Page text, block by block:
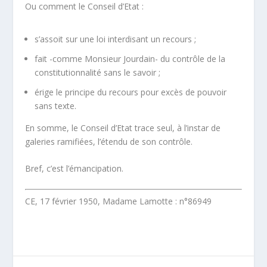
Ou comment le Conseil d’Etat :
s’assoit sur une loi interdisant un recours ;
fait -comme Monsieur Jourdain- du contrôle de la
constitutionnalité sans le savoir ;
érige le principe du recours pour excès de pouvoir
sans texte.
En somme, le Conseil d’Etat trace seul, à l’instar de
galeries ramifiées, l’étendu de son contrôle.
Bref, c’est l’émancipation.
CE, 17 février 1950, Madame Lamotte : n°86949